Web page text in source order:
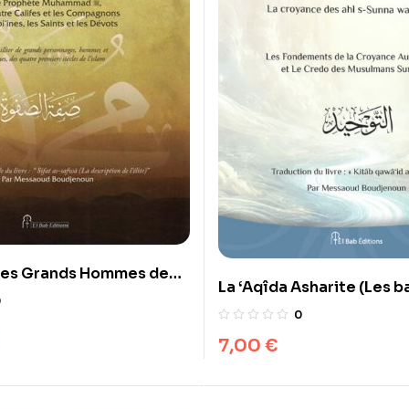
Grands Hommes de
As-Safwa – Ibn Al
La ‘Aqîda Asharite (Les
croyance authentique &
0
7,00 €